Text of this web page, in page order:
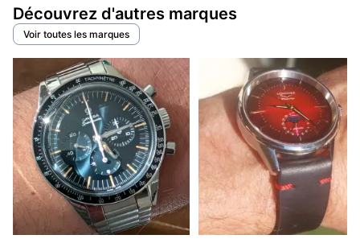
Découvrez d'autres marques
Voir toutes les marques